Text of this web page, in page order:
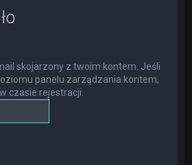
skojarzony z twoim kontem. Jeśli
panelu zarządzania kontem,
czasie rejestracji.